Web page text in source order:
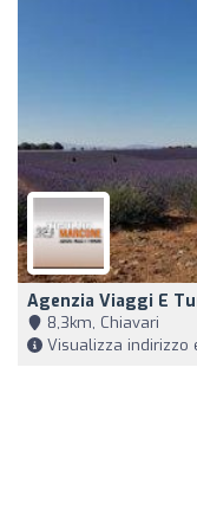
Agenzia Viaggi E
8,3km, Chiavari
Visualizza indirizzo